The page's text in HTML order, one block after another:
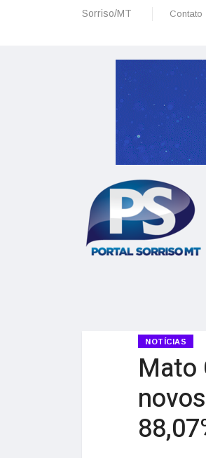
Sorriso/MT Contato
planeamento financeiro detalhado
NOTÍCIAS
Mato